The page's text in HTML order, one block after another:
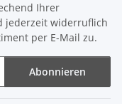
Ihrer
jederzeit widerruflich
per E-Mail zu.
Abonnieren